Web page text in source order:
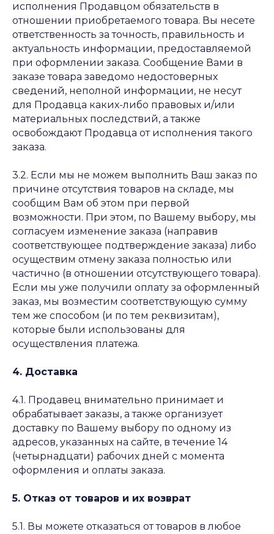
исполнения Продавцом обязательств в
отношении приобретаемого товара. Вы несете
ответственность за точность, правильность и
актуальность информации, предоставляемой
при оформлении заказа. Сообщение Вами в
заказе товара заведомо недостоверных
сведений, неполной информации, не несут
для Продавца каких-либо правовых и/или
материальных последствий, а также
освобождают Продавца от исполнения такого
заказа.
3.2. Если мы не можем выполнить Ваш заказ по
причине отсутствия товаров на складе, мы
сообщим Вам об этом при первой
возможности. При этом, по Вашему выбору, мы
согласуем изменение заказа (направив
соответствующее подтверждение заказа) либо
осуществим отмену заказа полностью или
частично (в отношении отсутствующего товара).
Если мы уже получили оплату за оформленный
заказ, мы возместим соответствующую сумму
тем же способом (и по тем реквизитам),
которые были использованы для
осуществления платежа.
4. Доставка
4.1. Продавец внимательно принимает и
обрабатывает заказы, а также организует
доставку по Вашему выбору по одному из
адресов, указанных на сайте, в течение 14
(четырнадцати) рабочих дней с момента
оформления и оплаты заказа.
5. Отказ от товаров и их возврат
5.1. Вы можете отказаться от товаров в любое